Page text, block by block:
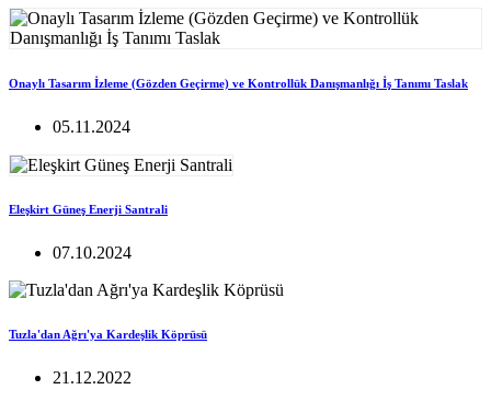
Onaylı Tasarım İzleme (Gözden Geçirme) ve Kontrollük Danışmanlığı İş Tanımı Taslak
05.11.2024
Eleşkirt Güneş Enerji Santrali
07.10.2024
Tuzla'dan Ağrı'ya Kardeşlik Köprüsü
21.12.2022